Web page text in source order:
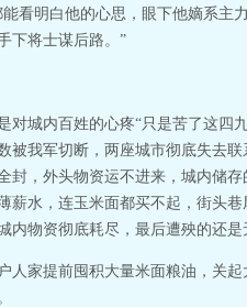
看明白他的心思，眼下他嫡系主
下将士谋后路。”
城内百姓的心疼“只是苦了这四
我军切断，两座城市彻底失去
，外头物资运不进来，城内储
水，连玉米面都买不起，街头
内物资彻底耗尽，最后遭殃的还是
家提前囤积大量米面粮油，关